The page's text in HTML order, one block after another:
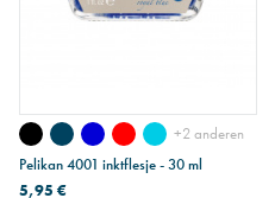
+2 anderen
Pelikan 4001 inktflesje - 30 ml
5,95 €